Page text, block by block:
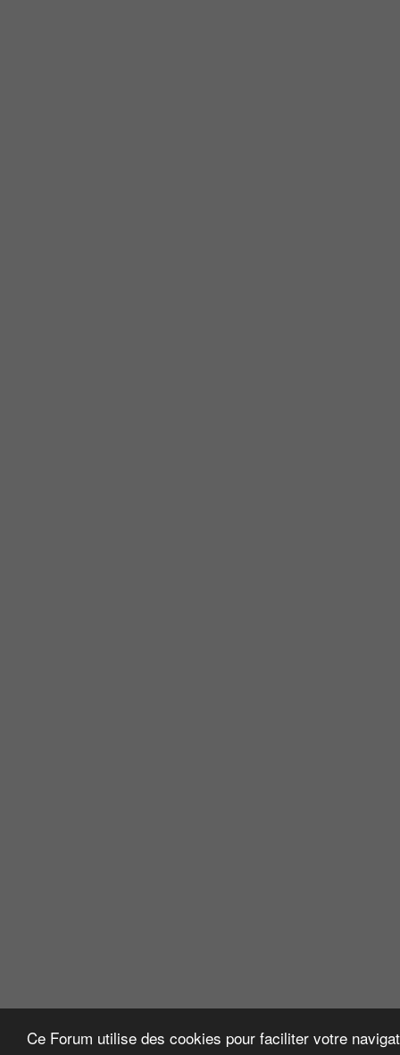
Ce Forum utilise des cookies pour faciliter votre